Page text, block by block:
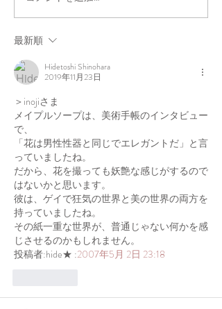
最新順
Hidetoshi Shinohara
2019年11月23日
＞inojiさま
メイプルソープは、美術手帳のインタビュー
で、
「花は男性性器と同じでエレガントだ」と言
っていましたね。
だから、花を撮っても妖艶な感じがするので
はないかと思います。
彼は、ゲイで狂気の世界と美の世界の両方を
持っていましたね。
その紙一重な世界が、普通じゃない何かを感
じさせるのかもしれません。
投稿者:hide★ :2007年5月 2日 23:18